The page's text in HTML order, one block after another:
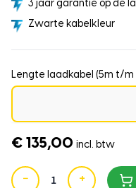
3 jaar garantie op de
Zwarte kabelkleur
Lengte laadkabel (5m t/m
€ 135,00 incl. btw
− +